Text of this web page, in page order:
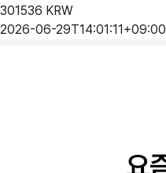
301536 KRW
2026-06-29T14:01:11+09:00